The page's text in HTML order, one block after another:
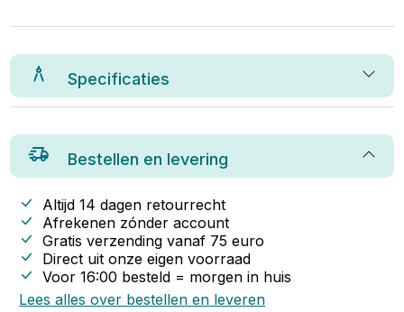
Specificaties
Bestellen en levering
Altijd 14 dagen retourrecht
Afrekenen zónder account
Gratis verzending vanaf 75 euro
Direct uit onze eigen voorraad
Voor 16:00 besteld = morgen in huis
Lees alles over bestellen en leveren